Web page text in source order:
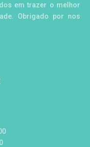
em trazer o melhor
Obrigado por nos